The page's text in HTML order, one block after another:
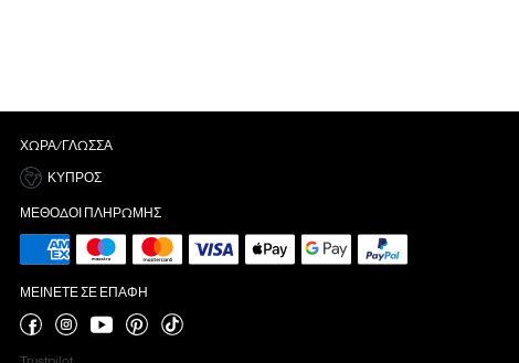
ΧΏΡΑ/ΓΛΏΣΣΑ
ΚΎΠΡΟΣ
ΜΈΘΟΔΟΙ ΠΛΗΡΩΜΉΣ
ΜΕΊΝΕΤΕ ΣΕ ΕΠΑΦΉ